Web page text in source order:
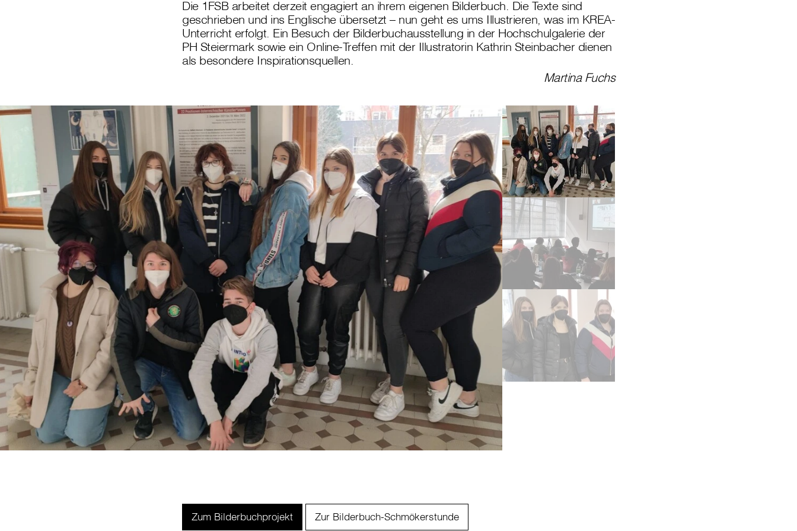
Die 1FSB arbeitet derzeit engagiert an ihrem eigenen Bilderbuch. Die Texte sind
geschrieben und ins Englische übersetzt – nun geht es ums Illustrieren, was im KREA-
Unterricht erfolgt. Ein Besuch der Bilderbuchausstellung in der Hochschulgalerie der
PH Steiermark sowie ein Online-Treffen mit der Illustratorin Kathrin Steinbacher dienen
als besondere Inspirationsquellen.
Martina Fuchs
Zum Bilderbuchprojekt Zur Bilderbuch-Schmökerstunde